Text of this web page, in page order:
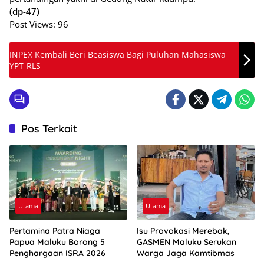
(dp-47)
Post Views: 96
INPEX Kembali Beri Beasiswa Bagi Puluhan Mahasiswa
YPT-RLS
Pos Terkait
Utama
Pertamina Patra Niaga
Papua Maluku Borong 5
Penghargaan ISRA 2026
Utama
Isu Provokasi Merebak,
GASMEN Maluku Serukan
Warga Jaga Kamtibmas